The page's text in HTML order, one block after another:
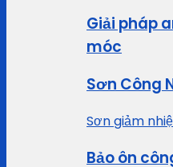
Giải pháp
móc
Sơn Công
Sơn giảm
Bảo ôn